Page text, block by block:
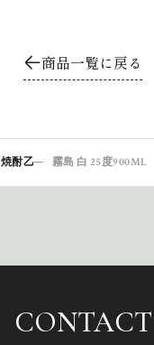
商品一覧に戻る
焼酎乙 霧島 白 25度900ML
CONTACT